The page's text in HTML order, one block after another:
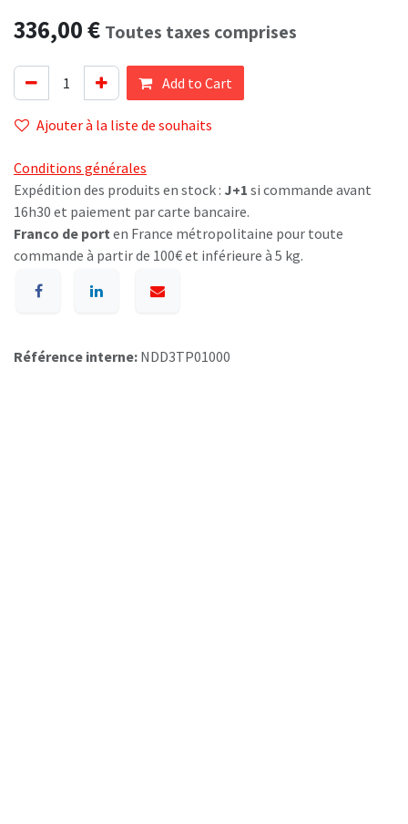
336,00€ Toutes taxes comprises
Add to Cart
Ajouter à la liste de souhaits
Conditions générales
Expédition des produits en stock : J+1 si commande avant
16h30 et paiement par carte bancaire.
Franco de port en France métropolitaine pour toute
commande à partir de 100€ et inférieure à 5 kg.
Référence interne: NDD3TP01000